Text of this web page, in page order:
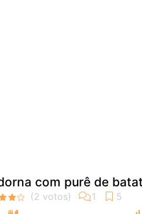
com purê de